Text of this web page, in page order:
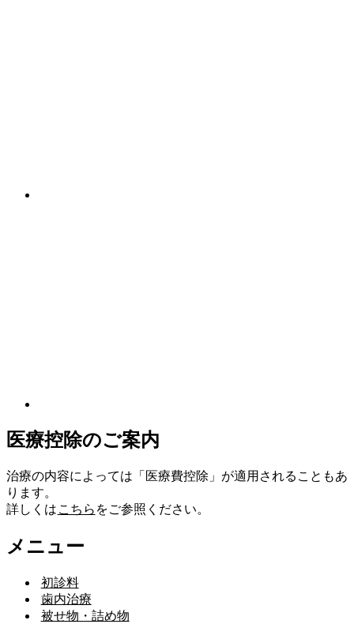
医療控除のご案内
治療の内容によっては「医療費控除」が適用されることもあ
ります。
詳しくは こちら をご参照ください。
メニュー
初診料
歯内治療
被せ物・詰め物